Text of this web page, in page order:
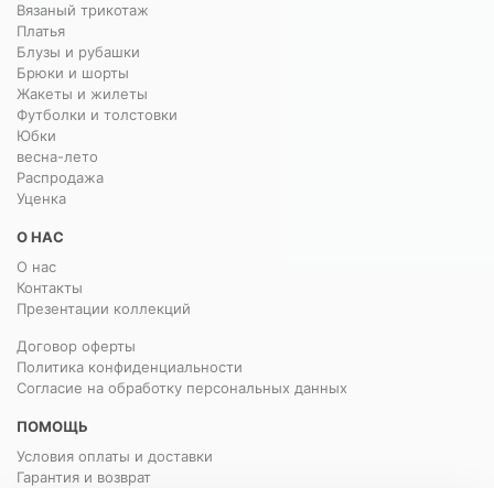
Вязаный трикотаж
Платья
Блузы и рубашки
Брюки и шорты
Жакеты и жилеты
Футболки и толстовки
Юбки
весна-лето
Распродажа
Уценка
О НАС
О нас
Контакты
Презентации коллекций
Договор оферты
Политика конфиденциальности
Согласие на обработку персональных данных
ПОМОЩЬ
Условия оплаты и доставки
Гарантия и возврат